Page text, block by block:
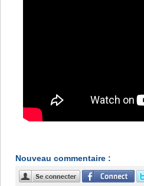
Nouveau commentaire :